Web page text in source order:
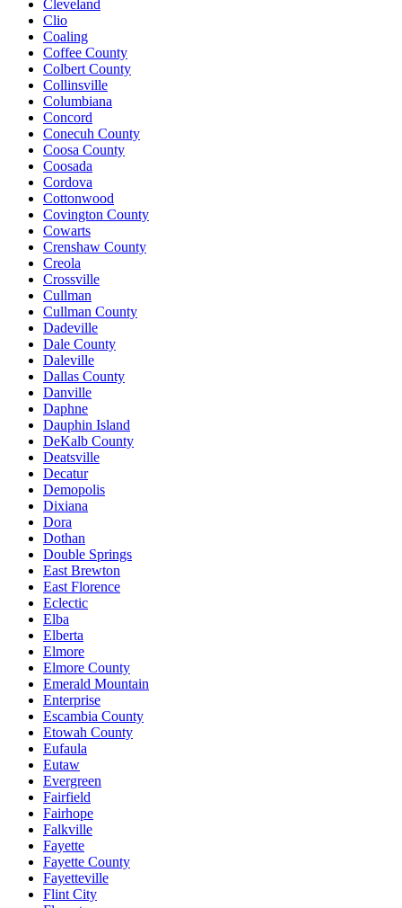
Cleveland
Clio
Coaling
Coffee County
Colbert County
Collinsville
Columbiana
Concord
Conecuh County
Coosa County
Coosada
Cordova
Cottonwood
Covington County
Cowarts
Crenshaw County
Creola
Crossville
Cullman
Cullman County
Dadeville
Dale County
Daleville
Dallas County
Danville
Daphne
Dauphin Island
DeKalb County
Deatsville
Decatur
Demopolis
Dixiana
Dora
Dothan
Double Springs
East Brewton
East Florence
Eclectic
Elba
Elberta
Elmore
Elmore County
Emerald Mountain
Enterprise
Escambia County
Etowah County
Eufaula
Eutaw
Evergreen
Fairfield
Fairhope
Falkville
Fayette
Fayette County
Fayetteville
Flint City